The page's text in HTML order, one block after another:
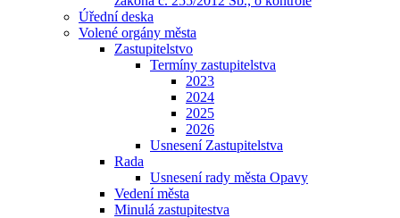
Úřední deska
Volené orgány města
Zastupitelstvo
Termíny zastupitelstva
2023
2024
2025
2026
Usnesení Zastupitelstva
Rada
Usnesení rady města Opavy
Vedení města
Minulá zastupitestva